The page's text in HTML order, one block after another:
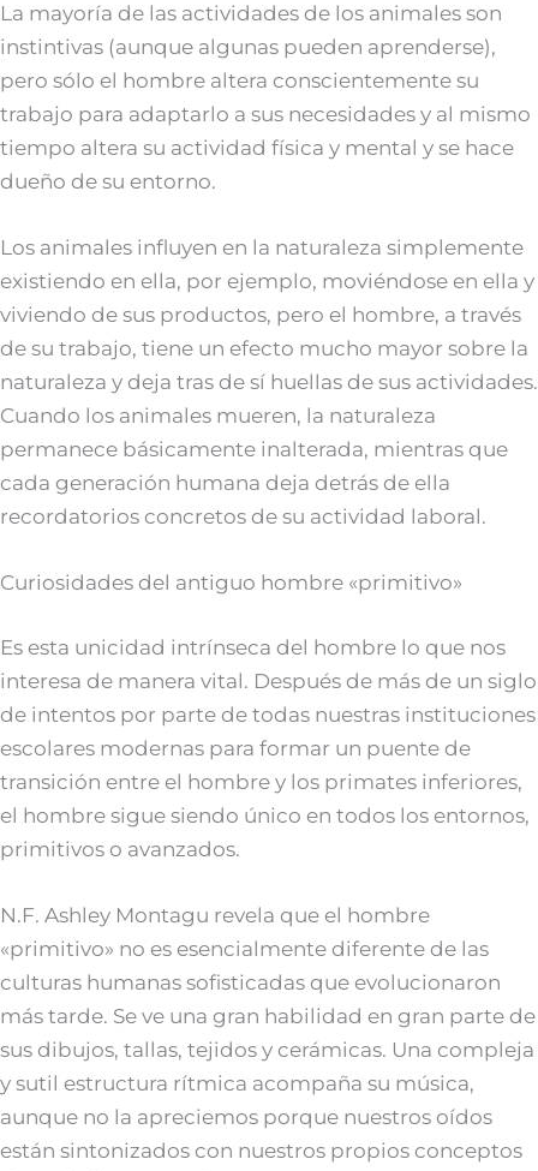
La mayoría de las actividades de los animales son
instintivas (aunque algunas pueden aprenderse),
pero sólo el hombre altera conscientemente su
trabajo para adaptarlo a sus necesidades y al mismo
tiempo altera su actividad física y mental y se hace
dueño de su entorno.
Los animales influyen en la naturaleza simplemente
existiendo en ella, por ejemplo, moviéndose en ella y
viviendo de sus productos, pero el hombre, a través
de su trabajo, tiene un efecto mucho mayor sobre la
naturaleza y deja tras de sí huellas de sus actividades.
Cuando los animales mueren, la naturaleza
permanece básicamente inalterada, mientras que
cada generación humana deja detrás de ella
recordatorios concretos de su actividad laboral.
Curiosidades del antiguo hombre «primitivo»
Es esta unicidad intrínseca del hombre lo que nos
interesa de manera vital. Después de más de un siglo
de intentos por parte de todas nuestras instituciones
escolares modernas para formar un puente de
transición entre el hombre y los primates inferiores,
el hombre sigue siendo único en todos los entornos,
primitivos o avanzados.
N.F. Ashley Montagu revela que el hombre
«primitivo» no es esencialmente diferente de las
culturas humanas sofisticadas que evolucionaron
más tarde. Se ve una gran habilidad en gran parte de
sus dibujos, tallas, tejidos y cerámicas. Una compleja
y sutil estructura rítmica acompaña su música,
aunque no la apreciemos porque nuestros oídos
están sintonizados con nuestros propios conceptos